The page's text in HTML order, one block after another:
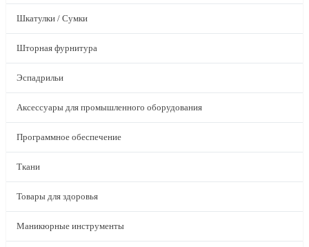
Шкатулки / Сумки
Шторная фурнитура
Эспадрильи
Аксессуары для промышленного оборудования
Программное обеспечение
Ткани
Товары для здоровья
Маникюрные инструменты